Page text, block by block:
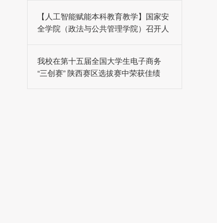
【人工智能赋能本科教育教学】国家安
全学院（政法与公共管理学院）召开人
我校在第十五届全国大学生电子商务
“三创赛” 陕西赛区选拔赛中荣获佳绩